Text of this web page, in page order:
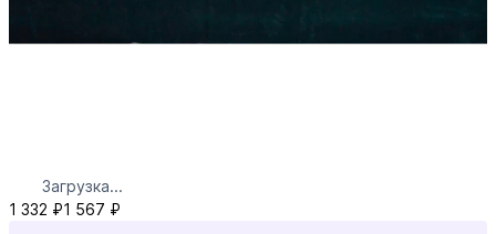
Загрузка...
1 332 ₽1 567 ₽